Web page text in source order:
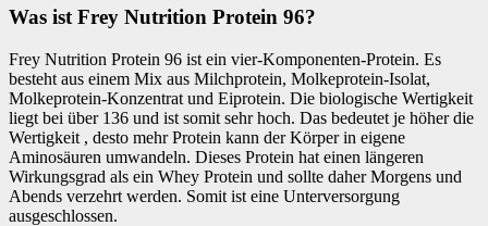
Was ist Frey Nutrition Protein 96?
Frey Nutrition Protein 96 ist ein vier-Komponenten-Protein. Es
besteht aus einem Mix aus Milchprotein, Molkeprotein-Isolat,
Molkeprotein-Konzentrat und Eiprotein. Die biologische Wertigkeit
liegt bei über 136 und ist somit sehr hoch. Das bedeutet je höher die
Wertigkeit , desto mehr Protein kann der Körper in eigene
Aminosäuren umwandeln. Dieses Protein hat einen längeren
Wirkungsgrad als ein Whey Protein und sollte daher Morgens und
Abends verzehrt werden. Somit ist eine Unterversorgung
ausgeschlossen.